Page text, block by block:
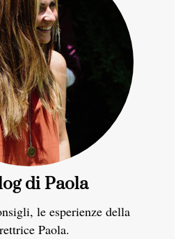
di Paola
le esperienze della
Paola.